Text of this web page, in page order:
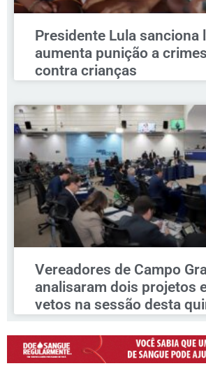
Presidente Lula sanciona
aumenta punição a
contra crianças
Vereadores de Campo
analisaram dois projetos
vetos na sessão desta